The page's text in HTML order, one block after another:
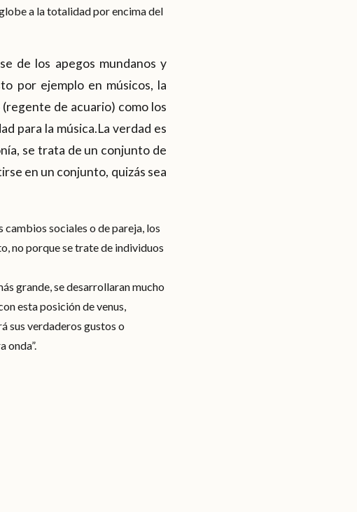
a la totalidad por encima del
de los apegos mundanos y
por ejemplo en músicos, la
de acuario) como los
para la música.La verdad es
se trata de un conjunto de
en un conjunto, quizás sea
cambios sociales o de pareja, los
no porque se trate de individuos
grande, se desarrollaran mucho
esta posición de venus,
sus verdaderos gustos o
onda”.